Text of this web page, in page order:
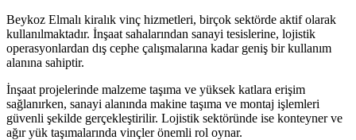
Beykoz Elmalı kiralık vinç hizmetleri, birçok sektörde aktif olarak
kullanılmaktadır. İnşaat sahalarından sanayi tesislerine, lojistik
operasyonlardan dış cephe çalışmalarına kadar geniş bir kullanım
alanına sahiptir.
İnşaat projelerinde malzeme taşıma ve yüksek katlara erişim
sağlanırken, sanayi alanında makine taşıma ve montaj işlemleri
güvenli şekilde gerçekleştirilir. Lojistik sektöründe ise konteyner ve
ağır yük taşımalarında vinçler önemli rol oynar.